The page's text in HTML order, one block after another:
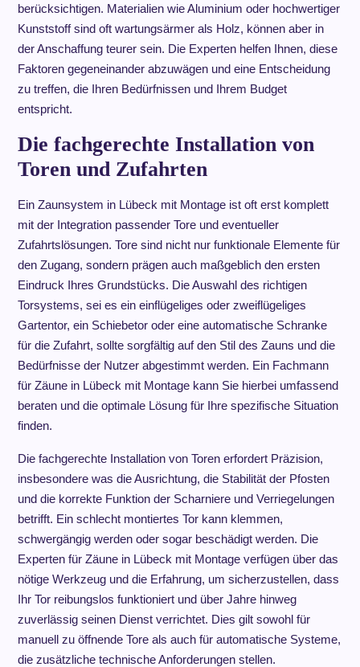
berücksichtigen. Materialien wie Aluminium oder hochwertiger
Kunststoff sind oft wartungsärmer als Holz, können aber in
der Anschaffung teurer sein. Die Experten helfen Ihnen, diese
Faktoren gegeneinander abzuwägen und eine Entscheidung
zu treffen, die Ihren Bedürfnissen und Ihrem Budget
entspricht.
Die fachgerechte Installation von
Toren und Zufahrten
Ein Zaunsystem in Lübeck mit Montage ist oft erst komplett
mit der Integration passender Tore und eventueller
Zufahrtslösungen. Tore sind nicht nur funktionale Elemente für
den Zugang, sondern prägen auch maßgeblich den ersten
Eindruck Ihres Grundstücks. Die Auswahl des richtigen
Torsystems, sei es ein einflügeliges oder zweiflügeliges
Gartentor, ein Schiebetor oder eine automatische Schranke
für die Zufahrt, sollte sorgfältig auf den Stil des Zauns und die
Bedürfnisse der Nutzer abgestimmt werden. Ein Fachmann
für Zäune in Lübeck mit Montage kann Sie hierbei umfassend
beraten und die optimale Lösung für Ihre spezifische Situation
finden.
Die fachgerechte Installation von Toren erfordert Präzision,
insbesondere was die Ausrichtung, die Stabilität der Pfosten
und die korrekte Funktion der Scharniere und Verriegelungen
betrifft. Ein schlecht montiertes Tor kann klemmen,
schwergängig werden oder sogar beschädigt werden. Die
Experten für Zäune in Lübeck mit Montage verfügen über das
nötige Werkzeug und die Erfahrung, um sicherzustellen, dass
Ihr Tor reibungslos funktioniert und über Jahre hinweg
zuverlässig seinen Dienst verrichtet. Dies gilt sowohl für
manuell zu öffnende Tore als auch für automatische Systeme,
die zusätzliche technische Anforderungen stellen.